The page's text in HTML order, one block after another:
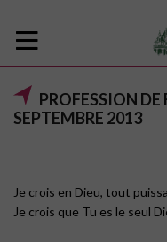
PROFESSION
SEPTEMBRE 2013
Je crois en Dieu, tout
Je crois que Tu es le seul